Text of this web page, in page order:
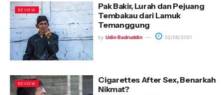
REVIEW
Pak Bakir, Lurah dan Pejuang
Tembakau dari Lamuk
Temanggung
by Udin Badruddin 02/08/2021
REVIEW
Cigarettes After Sex, Benarkah
Nikmat?